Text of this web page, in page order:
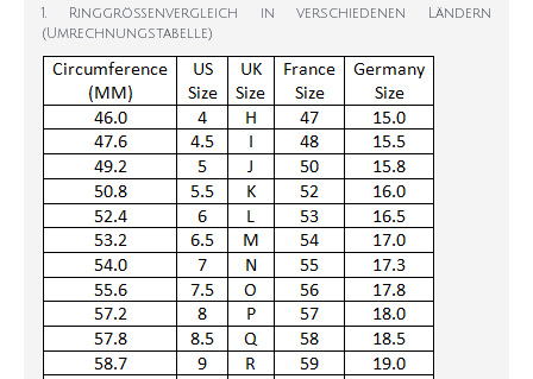
1. Ringgrößenvergleich in verschiedenen Ländern
(Umrechnungstabelle)